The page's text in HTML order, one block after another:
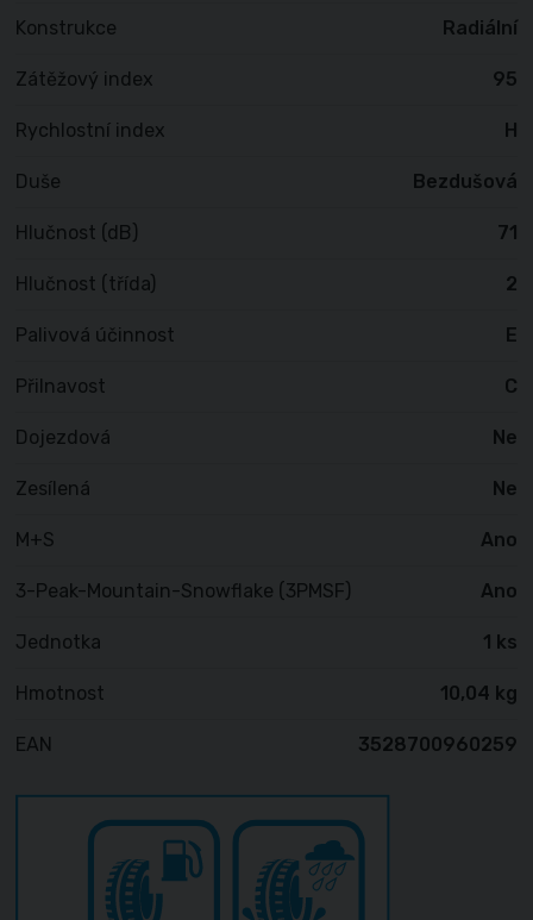
Konstrukce Radiální
Zátěžový index 95
Rychlostní index H
Duše Bezdušová
Hlučnost (dB) 71
Hlučnost (třída) 2
Palivová účinnost E
Přilnavost C
Dojezdová Ne
Zesílená Ne
M+S Ano
3-Peak-Mountain-Snowflake (3PMSF) Ano
Jednotka 1 ks
Hmotnost 10,04 kg
EAN 3528700960259